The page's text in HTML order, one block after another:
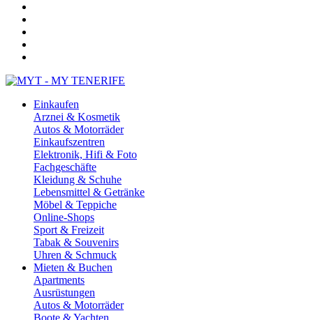
Einkaufen
Arznei & Kosmetik
Autos & Motorräder
Einkaufszentren
Elektronik, Hifi & Foto
Fachgeschäfte
Kleidung & Schuhe
Lebensmittel & Getränke
Möbel & Teppiche
Online-Shops
Sport & Freizeit
Tabak & Souvenirs
Uhren & Schmuck
Mieten & Buchen
Apartments
Ausrüstungen
Autos & Motorräder
Boote & Yachten